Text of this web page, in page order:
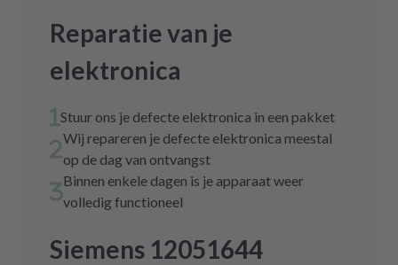
Reparatie van je
elektronica
Stuur ons je defecte elektronica in een pakket
Wij repareren je defecte elektronica meestal
op de dag van ontvangst
Binnen enkele dagen is je apparaat weer
volledig functioneel
Siemens 12051644